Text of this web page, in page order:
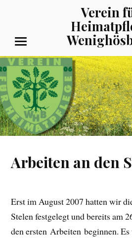
Verein
MENÜ
Arbeiten an den
Erst im August 2007 hatten wir
Stelen festgelegt und bereits am
den ersten Arbeiten beginnen.